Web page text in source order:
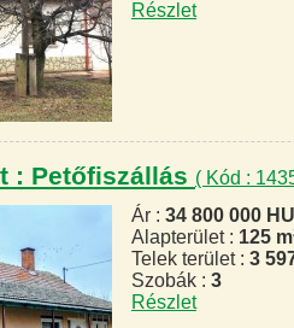
Részlet
: Petőfiszállás ( Kód :
Ár : 34 800 000
Alapterület : 125
Telek terület : 3
Szobák : 3
Részlet